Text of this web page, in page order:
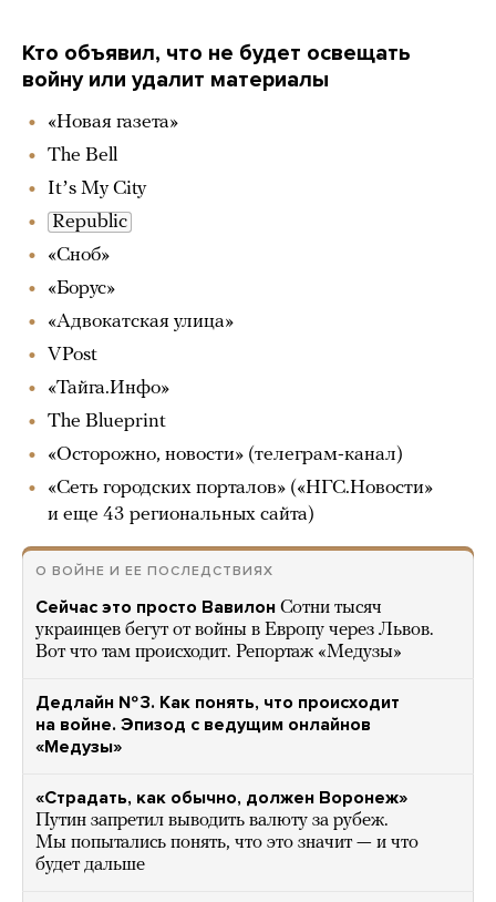
Кто объявил, что не будет освещать
войну или удалит материалы
«Новая газета»
The Bell
Itʼs My City
Republic
«Сноб»
«Борус»
«Адвокатская улица»
VPost
«Тайга.Инфо»
The Blueprint
«Осторожно, новости» (телеграм-канал)
«Сеть городских порталов» («НГС.Новости»
и еще 43 региональных сайта)
О ВОЙНЕ И ЕЕ ПОСЛЕДСТВИЯХ
Сейчас это просто Вавилон Сотни тысяч
украинцев бегут от войны в Европу через Львов.
Вот что там происходит. Репортаж «Медузы»
Дедлайн № 3. Как понять, что происходит
на войне. Эпизод с ведущим онлайнов
«Медузы»
«Страдать, как обычно, должен Воронеж»
Путин запретил выводить валюту за рубеж.
Мы попытались понять, что это значит — и что
будет дальше